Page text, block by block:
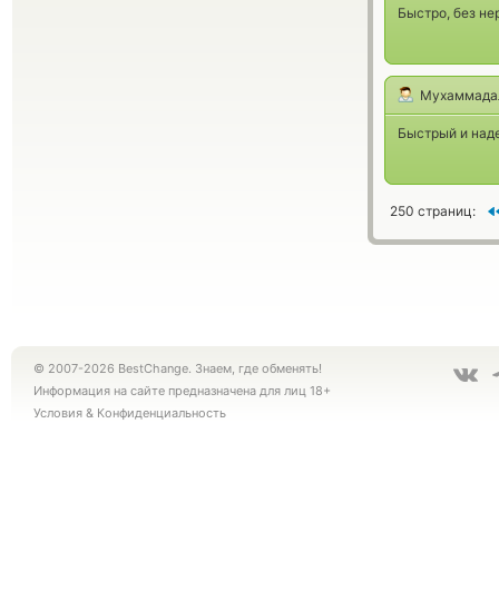
Быстро, без
Быстрый и
250 страниц:
© 2007-2026 BestChange. Знаем, где обменять!
Информация на сайте предназначена для лиц 18+
Условия & Конфиденциальность